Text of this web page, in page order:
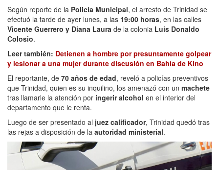
Según reporte de la Policía Municipal, el arresto de Trinidad se
efectuó la tarde de ayer lunes, a las 19:00 horas, en las calles
Vicente Guerrero y Diana Laura de la colonia Luis Donaldo
Colosio.
Leer también: Detienen a hombre por presuntamente golpear
y lesionar a una mujer durante discusión en Bahía de Kino
El reportante, de 70 años de edad, reveló a policías preventivos
que Trinidad, quien es su inquilino, los amenazó con un machete
tras llamarle la atención por ingerir alcohol en el interior del
departamento que le renta.
Luego de ser presentado al juez calificador, Trinidad quedó tras
las rejas a disposición de la autoridad ministerial.